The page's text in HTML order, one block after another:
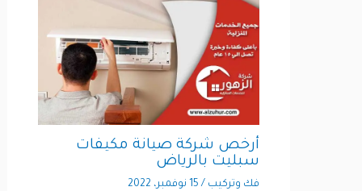
أرخص شركة صيانة مكيفات
سبليت بالرياض
فك وتركيب/15 نوفمبر، 2022